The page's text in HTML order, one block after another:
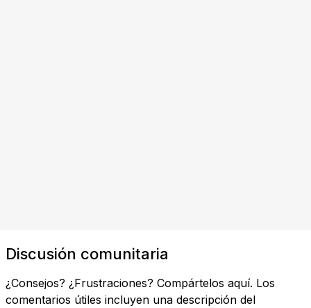
Discusión comunitaria
¿Consejos? ¿Frustraciones? Compártelos aquí. Los
comentarios útiles incluyen una descripción del